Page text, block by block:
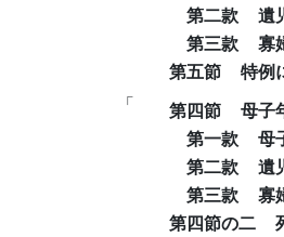
第二款
遺
第三款
寡
第五節
特例
「 第四節
母子
第一款
母
第二款
遺
第三款
寡
第四節の二